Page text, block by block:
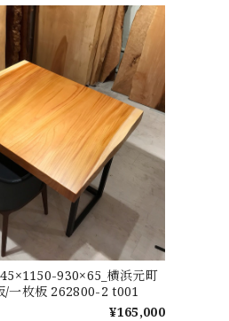
930×65_横浜元町
/一枚板 262800-2 t001
¥165,000